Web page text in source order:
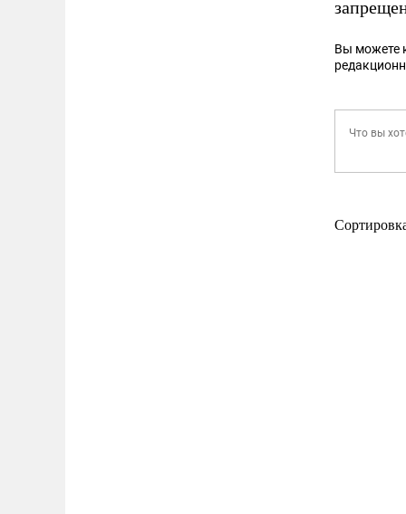
Вы можете